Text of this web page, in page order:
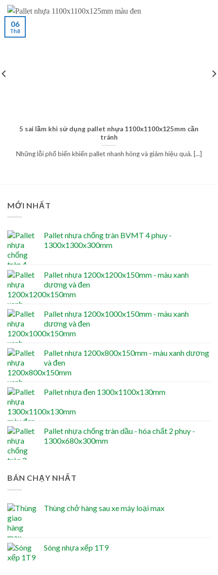
5 sai lầm khi sử dụng pallet nhựa 1100x1100x125mm cần
tránh
Những lỗi phổ biến khiến pallet nhanh hỏng và giảm hiệu quả. [...]
06
Th8
MỚI NHẤT
Pallet nhựa chống tràn BVMT 4 phuy -
1300x1300x300mm
Pallet nhựa 1200x1200x150mm - màu xanh
dương và đen
Pallet nhựa 1200x1000x150mm - màu xanh
dương và đen
Pallet nhựa 1200x800x150mm - màu xanh dương
và đen
Pallet nhựa đen 1300x1100x130mm
Pallet nhựa chống tràn dầu - hóa chất 2 phuy -
1300x680x300mm
BÁN CHẠY NHẤT
Thùng chở hàng sau xe máy loại max
Sóng nhựa xếp 1T9